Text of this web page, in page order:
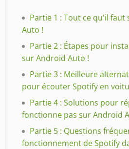
Partie 1 : Tout ce qu'il
Auto !
Partie 2 : Étapes pour
sur Android Auto !
Partie 3 : Meilleure
pour écouter Spotify en
Partie 4 : Solutions pour
fonctionne pas sur Android
Partie 5 : Questions
fonctionnement de Spotify